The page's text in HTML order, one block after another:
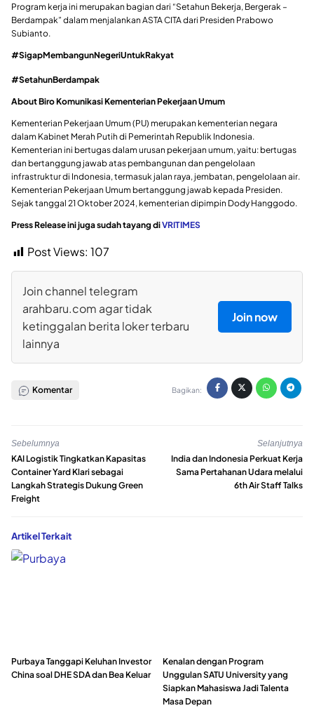
Program kerja ini merupakan bagian dari “Setahun Bekerja, Bergerak –
Berdampak” dalam menjalankan ASTA CITA dari Presiden Prabowo
Subianto.
#SigapMembangunNegeriUntukRakyat
#SetahunBerdampak
About Biro Komunikasi Kementerian Pekerjaan Umum
Kementerian Pekerjaan Umum (PU) merupakan kementerian negara
dalam Kabinet Merah Putih di Pemerintah Republik Indonesia.
Kementerian ini bertugas dalam urusan pekerjaan umum, yaitu: bertugas
dan bertanggung jawab atas pembangunan dan pengelolaan
infrastruktur di Indonesia, termasuk jalan raya, jembatan, pengelolaan air.
Kementerian Pekerjaan Umum bertanggung jawab kepada Presiden.
Sejak tanggal 21 Oktober 2024, kementerian dipimpin Dody Hanggodo.
Press Release ini juga sudah tayang diVRITIMES
Post Views: 107
Join channel telegram
arahbaru.com agar tidak
ketinggalan berita loker terbaru
lainnya
Join now
Komentar Bagikan:
Sebelumnya
KAI Logistik Tingkatkan Kapasitas
Container Yard Klari sebagai
Langkah Strategis Dukung Green
Freight
Selanjutnya
India dan Indonesia Perkuat Kerja
Sama Pertahanan Udara melalui
6th Air Staff Talks
Artikel Terkait
Purbaya Tanggapi Keluhan Investor
China soal DHE SDA dan Bea Keluar
Kenalan dengan Program
Unggulan SATU University yang
Siapkan Mahasiswa Jadi Talenta
Masa Depan